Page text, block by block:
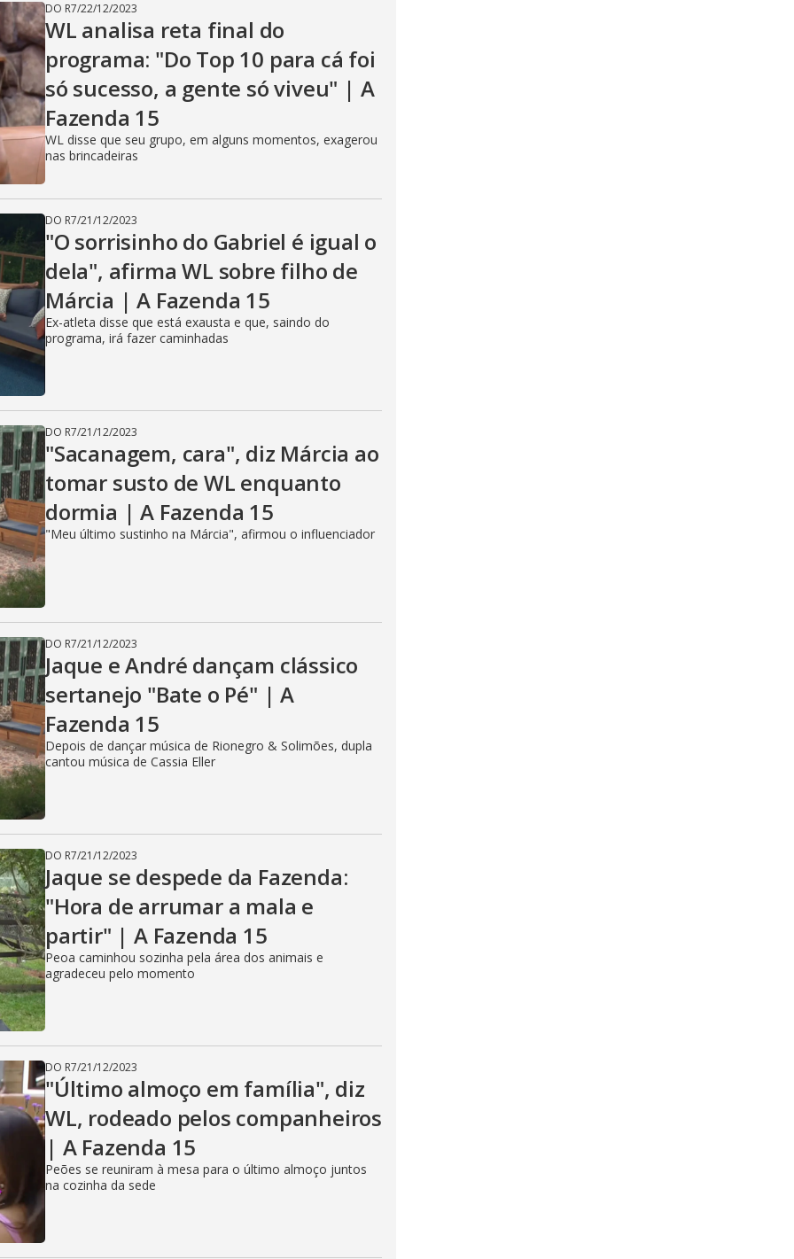
DO R7/22/12/2023
WL analisa reta final do
programa: "Do Top 10 para cá foi
só sucesso, a gente só viveu" | A
Fazenda 15
WL disse que seu grupo, em alguns momentos, exagerou
nas brincadeiras
DO R7/21/12/2023
"O sorrisinho do Gabriel é igual o
dela", afirma WL sobre filho de
Márcia | A Fazenda 15
Ex-atleta disse que está exausta e que, saindo do
programa, irá fazer caminhadas
DO R7/21/12/2023
"Sacanagem, cara", diz Márcia ao
tomar susto de WL enquanto
dormia | A Fazenda 15
"Meu último sustinho na Márcia", afirmou o influenciador
DO R7/21/12/2023
Jaque e André dançam clássico
sertanejo "Bate o Pé" | A
Fazenda 15
Depois de dançar música de Rionegro & Solimões, dupla
cantou música de Cassia Eller
DO R7/21/12/2023
Jaque se despede da Fazenda:
"Hora de arrumar a mala e
partir" | A Fazenda 15
Peoa caminhou sozinha pela área dos animais e
agradeceu pelo momento
DO R7/21/12/2023
"Último almoço em família", diz
WL, rodeado pelos companheiros
| A Fazenda 15
Peões se reuniram à mesa para o último almoço juntos
na cozinha da sede